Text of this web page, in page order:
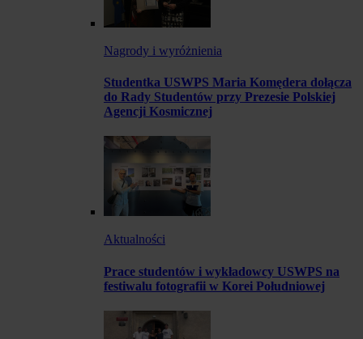
Nagrody i wyróżnienia
Studentka USWPS Maria Komędera dołącza
do Rady Studentów przy Prezesie Polskiej
Agencji Kosmicznej
Aktualności
Prace studentów i wykładowcy USWPS na
festiwalu fotografii w Korei Południowej